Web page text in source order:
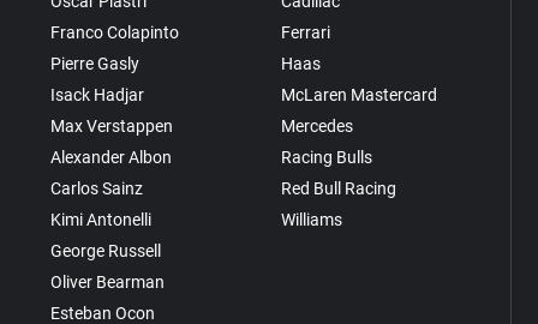
Franco Colapinto
Pierre Gasly
Isack Hadjar
Max Verstappen
Alexander Albon
Carlos Sainz
Kimi Antonelli
George Russell
Oliver Bearman
Esteban Ocon
Ferrari
Haas
McLaren Mastercard
Mercedes
Racing Bulls
Red Bull Racing
Williams